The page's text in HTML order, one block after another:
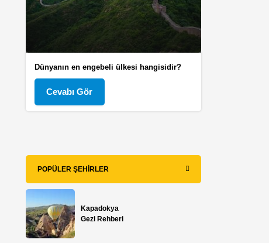
Dünyanın en engebeli ülkesi hangisidir?
Cevabı Gör
POPÜLER ŞEHIRLER
Kapadokya
Gezi Rehberi